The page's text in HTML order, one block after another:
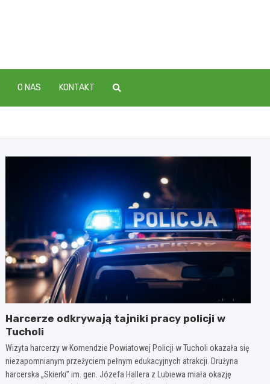
O NAS KONTAKT
Harcerze odkrywają tajniki pracy policji w
Tucholi
Wizyta harcerzy w Komendzie Powiatowej Policji w Tucholi okazała się
niezapomnianym przeżyciem pełnym edukacyjnych atrakcji. Drużyna
harcerska „Skierki” im. gen. Józefa Hallera z Lubiewa miała okazję